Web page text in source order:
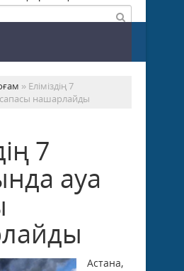
» Еліміздің 7
нашарлайды
7
ауа
Астана,